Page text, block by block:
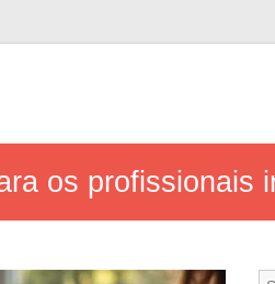
os profissionais